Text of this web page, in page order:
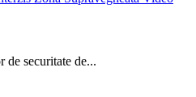
de securitate de...